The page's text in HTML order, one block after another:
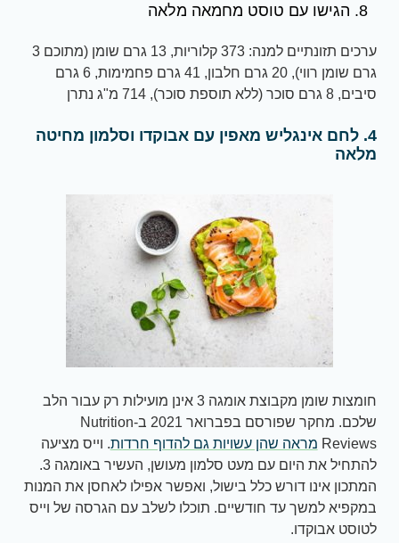
הגישו עם טוסט מחמאה מלאה
ערכים תזונתיים למנה: 373 קלוריות, 13 גרם שומן (מתוכם 3
גרם שומן רווי), 20 גרם חלבון, 41 גרם פחמימות, 6 גרם
סיבים, 8 גרם סוכר (ללא תוספת סוכר), 714 מ"ג נתרן
4. לחם אינגליש מאפין עם אבוקדו וסלמון מחיטה
מלאה
חומצות שומן מקבוצת אומגה 3 אינן מועילות רק עבור הלב
שלכם. מחקר שפורסם בפברואר 2021 ב-Nutrition
Reviews מראה שהן עשויות גם להדוף חרדות. וייס מציעה
להתחיל את היום עם מעט סלמון מעושן, העשיר באומגה 3.
המתכון אינו דורש כלל בישול, ואפשר אפילו לאחסן את המנות
במקפיא למשך עד חודשיים. תוכלו לשלב עם הגרסה של וייס
לטוסט אבוקדו.